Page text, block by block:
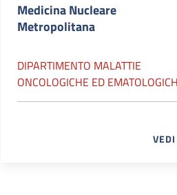
Medicina Nucleare
Metropolitana
DIPARTIMENTO MALATTIE
ONCOLOGICHE ED